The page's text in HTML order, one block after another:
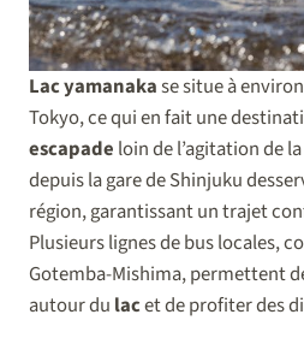
Lac yamanakase situe à
Tokyo, ce qui en fait une
escapade loin de l’agitation de
depuis la gare de Shinjuku
région, garantissant un trajet
Plusieurs lignes de bus locales,
Gotemba-Mishima, permettent
autour du lacet de profiter des